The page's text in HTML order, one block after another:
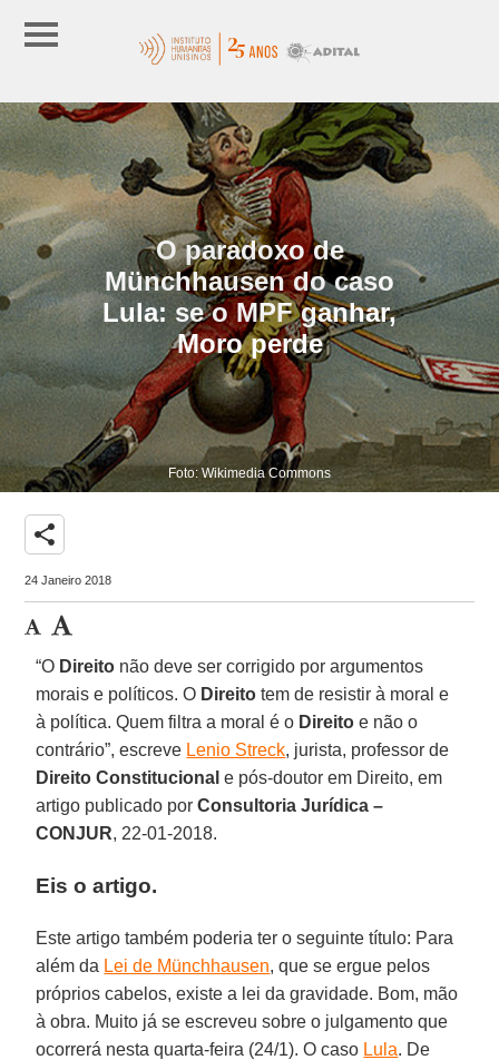
O paradoxo de
Münchhausen do caso
Lula: se o MPF ganhar,
Moro perde
Foto: Wikimedia Commons
share
24 Janeiro 2018
“O Direito não deve ser corrigido por argumentos
morais e políticos. O Direito tem de resistir à moral e
à política. Quem filtra a moral é o Direito e não o
contrário”, escreve Lenio Streck, jurista, professor de
Direito Constitucional e pós-doutor em Direito, em
artigo publicado porConsultoria Jurídica –
CONJUR, 22-01-2018.
Eis o artigo.
Este artigo também poderia ter o seguinte título: Para
além da Lei de Münchhausen, que se ergue pelos
próprios cabelos, existe a lei da gravidade. Bom, mão
à obra. Muito já se escreveu sobre o julgamento que
ocorrerá nesta quarta-feira (24/1). O caso Lula. De